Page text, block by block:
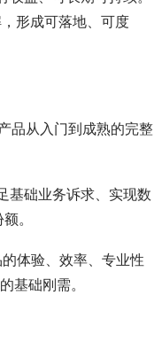
形成可落地、可度
品从入门到成熟的完整
基础业务诉求、实现数
。
体验、效率、专业性
基础刚需。